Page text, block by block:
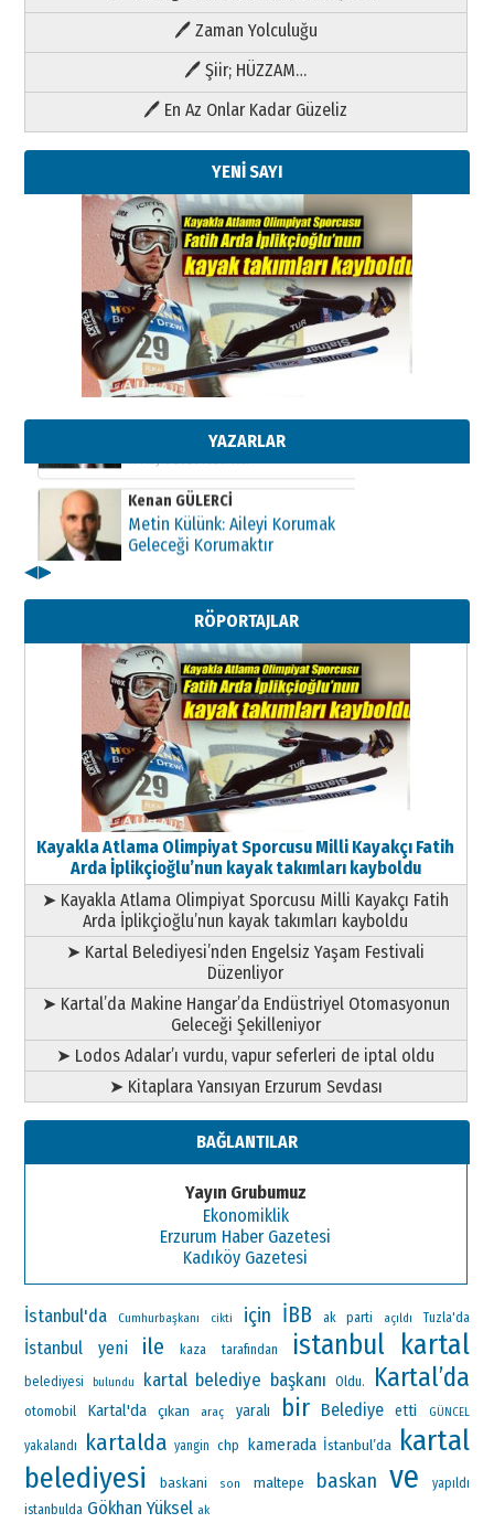
🖊 Zaman Yolculuğu
🖊 Şiir; HÜZZAM…
🖊 En Az Onlar Kadar Güzeliz
YENİ SAYI
YAZARLAR
Kenan GÜLERCİ
Metin Külünk: Aileyi Korumak
11 Mayıs 2026 Pazartesi
Metin Külünk: Aileyi Korumak
Geleceği Korumaktır
11 Mayıs 2026 Pazartesi
Metin Külünk: Aileyi Korumak
Geleceği Korumaktır
11 Mayıs 2026 Pazartesi
◀▶
RÖPORTAJLAR
Kayakla Atlama Olimpiyat Sporcusu Milli Kayakçı Fatih
Arda İplikçioğlu’nun kayak takımları kayboldu
➤ Kayakla Atlama Olimpiyat Sporcusu Milli Kayakçı Fatih
Arda İplikçioğlu’nun kayak takımları kayboldu
➤ Kartal Belediyesi’nden Engelsiz Yaşam Festivali
Düzenliyor
➤ Kartal’da Makine Hangar’da Endüstriyel Otomasyonun
Geleceği Şekilleniyor
➤ Lodos Adalar’ı vurdu, vapur seferleri de iptal oldu
➤ Kitaplara Yansıyan Erzurum Sevdası
BAĞLANTILAR
Yayın Grubumuz
Ekonomiklik
Erzurum Haber Gazetesi
Kadıköy Gazetesi
İstanbul'da Cumhurbaşkanı cikti için İBB ak parti açıldı Tuzla'da
İstanbul yeni ile kaza tarafından istanbul kartal
belediyesi bulundu kartal belediye başkanı Oldu. Kartal’da
otomobil Kartal'da çıkan araç yaralı bir Belediye etti GÜNCEL
yakalandı kartalda yangin chp kamerada İstanbul’da kartal
belediyesi
baskani son maltepe baskan ve
yapıldı
istanbulda Gökhan Yüksel ak